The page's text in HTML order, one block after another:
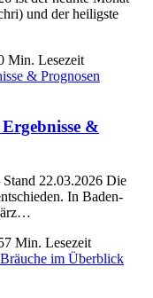
und der heiligste
Min. Lesezeit
&
22.03.2026 Die
In Baden-
7 Min. Lesezeit